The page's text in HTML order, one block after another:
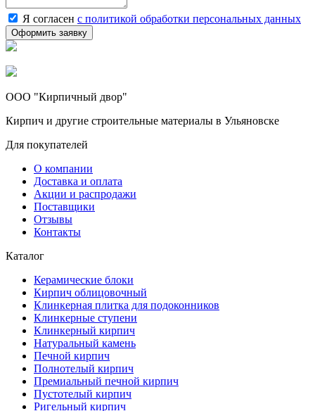
Я согласен с политикой обработки персональных данных
ООО "Кирпичный двор"
Кирпич и другие строительные материалы в Ульяновске
Для покупателей
О компании
Доставка и оплата
Акции и распродажи
Поставщики
Отзывы
Контакты
Каталог
Керамические блоки
Кирпич облицовочный
Клинкерная плитка для подоконников
Клинкерные ступени
Клинкерный кирпич
Натуральный камень
Печной кирпич
Полнотелый кирпич
Премиальный печной кирпич
Пустотелый кирпич
Ригельный кирпич